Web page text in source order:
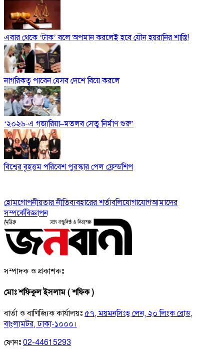
এবার থেকে ‘টাক’ বলে অপমান করলেই হবে যৌন হয়রানির শাস্তি!
নাগরিকত্ব পাবেন যেসব দেশে বিয়ে করলে
‘২০২৬-এ গজারিয়া–মতলব সেতু নির্মাণ শুরু’
বিশ্বের বৃহত্তম পরিবেশ পুরস্কার পেল ফ্রেন্ডশিপ
হোমগোপনীয়তার নীতিব্যবহারের শর্তাবলিযোগাযোগআমাদের
সম্পর্কেবিজ্ঞাপন
সম্পাদক ও প্রকাশকঃ
মোঃ শফিকুল ইসলাম ( শফিক )
বার্তা ও বাণিজ্যিক কার্যালয়ঃ ৫৭, ময়মনসিংহ লেন, ২০ লিংক রোড,
বাংলামটর, ঢাকা-১০০০।
ফোনঃ 02-44615293